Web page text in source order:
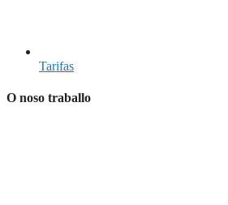
Tarifas
O noso traballo